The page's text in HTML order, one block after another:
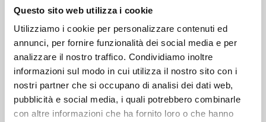
Questo sito web utilizza i cookie
Utilizziamo i cookie per personalizzare contenuti ed
annunci, per fornire funzionalità dei social media e per
analizzare il nostro traffico. Condividiamo inoltre
informazioni sul modo in cui utilizza il nostro sito con i
nostri partner che si occupano di analisi dei dati web,
pubblicità e social media, i quali potrebbero combinarle
con altre informazioni che ha fornito loro o che hanno
Altri volumi della serie